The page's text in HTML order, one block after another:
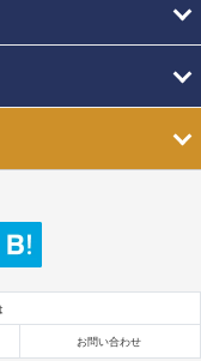
お問い合わせ